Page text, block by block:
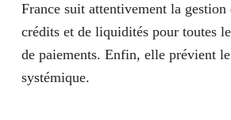
France suit attentivement la gestion
crédits et de liquidités pour toutes
de paiements. Enfin, elle prévient
systémique.